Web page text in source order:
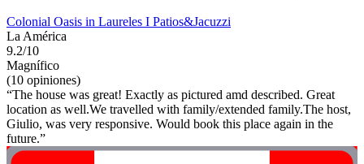
Colonial Oasis in Laureles I Patios&Jacuzzi
La América
9.2/10
Magnífico
(10 opiniones)
“The house was great! Exactly as pictured amd described. Great
location as well.We travelled with family/extended family.The host,
Giulio, was very responsive. Would book this place again in the
future.”